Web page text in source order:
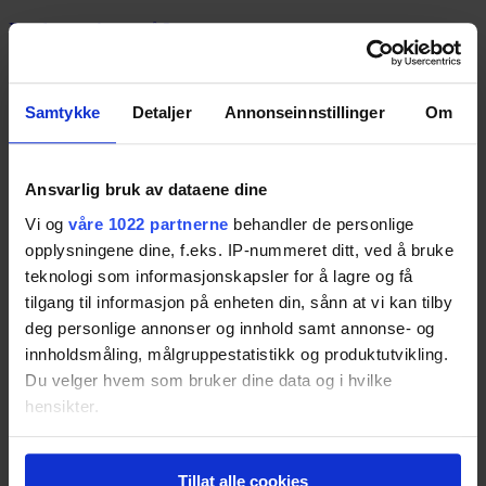
Samtykke Detaljer Annonseinnstillinger Om
Ansvarlig bruk av dataene dine
Vi og våre 1022 partnerne behandler de personlige
opplysningene dine, f.eks. IP-nummeret ditt, ved å bruke
teknologi som informasjonskapsler for å lagre og få
tilgang til informasjon på enheten din, sånn at vi kan tilby
deg personlige annonser og innhold samt annonse- og
innholdsmåling, målgruppestatistikk og produktutvikling.
Du velger hvem som bruker dine data og i hvilke
hensikter.
Hvis du gir oss lov, vil vi også gjerne:
Tillat alle cookies
Resultatet er basert på2tester.
La Sportiva Helios SR
Pris fra1 699,-
New Balance Vazee Summit
Resultatet er basert på
tester.
3 218,-
Pris fra3 218,-
76